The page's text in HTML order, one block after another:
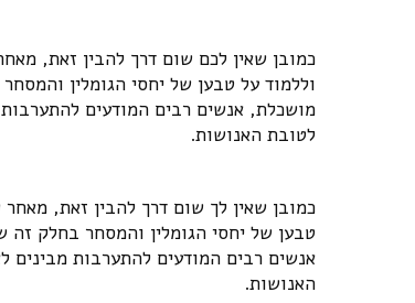
כמובן שאין לכם שום דרך להבין זאת,
וללמוד על טבען של יחסי הגומלין
מושכלת, אנשים רבים המודעים
לטובת האנושות.
כמובן שאין לך שום דרך להבין זאת,
טבען של יחסי הגומלין והמסחר בחלק זה
אנשים רבים המודעים להתערבות מבינים
האנושות.